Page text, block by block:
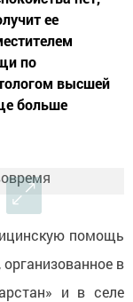
ее
по
высшей
больше
помощь
в
и в селе